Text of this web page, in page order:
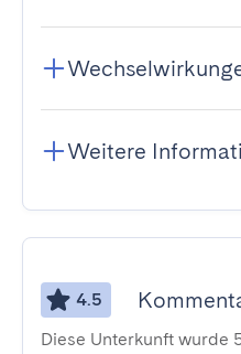
Weitere
4.5
Diese Unterkunft wurde